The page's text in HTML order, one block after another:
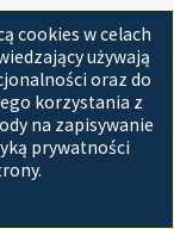
cookies w celach
używają
oraz do
korzystania z
na zapisywanie
prywatności